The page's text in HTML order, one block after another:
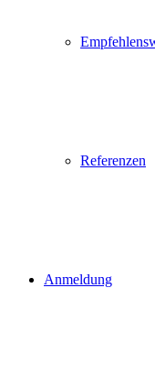
Referenzen
Anmeldung